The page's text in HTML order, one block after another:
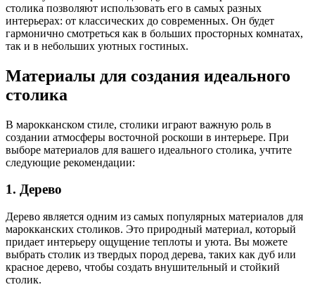
столика позволяют использовать его в самых разных
интерьерах: от классических до современных. Он будет
гармонично смотреться как в больших просторных комнатах,
так и в небольших уютных гостиных.
Материалы для создания идеального
столика
В марокканском стиле, столики играют важную роль в
создании атмосферы восточной роскоши в интерьере. При
выборе материалов для вашего идеального столика, учтите
следующие рекомендации:
1. Дерево
Дерево является одним из самых популярных материалов для
марокканских столиков. Это природный материал, который
придает интерьеру ощущение теплоты и уюта. Вы можете
выбрать столик из твердых пород дерева, таких как дуб или
красное дерево, чтобы создать внушительный и стойкий
столик.